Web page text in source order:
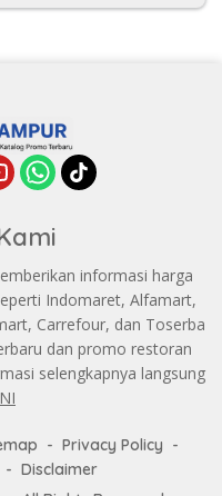
informasi harga
Indomaret, Alfamart,
Carrefour, dan Toserba
dan promo restoran
selengkapnya langsung
Privacy Policy
Disclaimer